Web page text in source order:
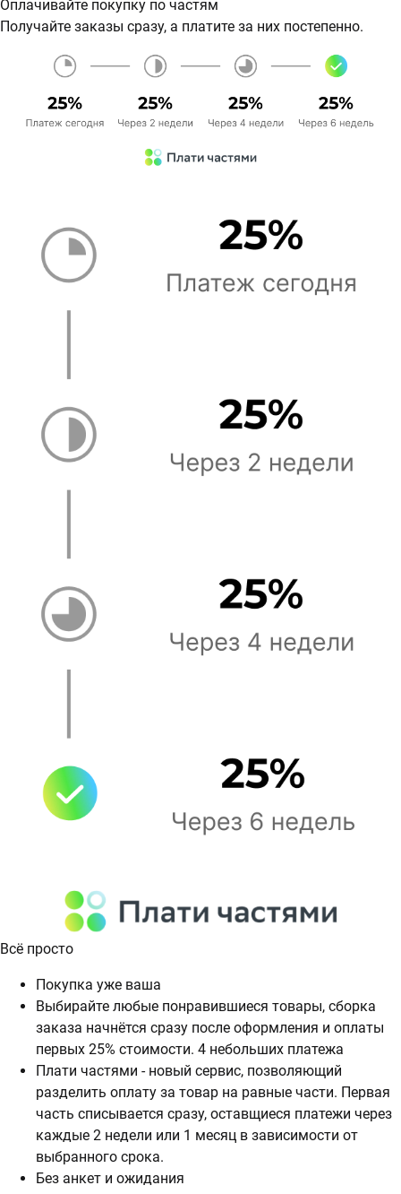
Оплачивайте покупку по частям
Получайте заказы сразу, а платите за них постепенно.
Всё просто
Покупка уже ваша
Выбирайте любые понравившиеся товары, сборка
заказа начнётся сразу после оформления и оплаты
первых 25% стоимости. 4 небольших платежа
Плати частями - новый сервис, позволяющий
разделить оплату за товар на равные части. Первая
часть списывается сразу, оставщиеся платежи через
каждые 2 недели или 1 месяц в зависимости от
выбранного срока.
Без анкет и ожидания